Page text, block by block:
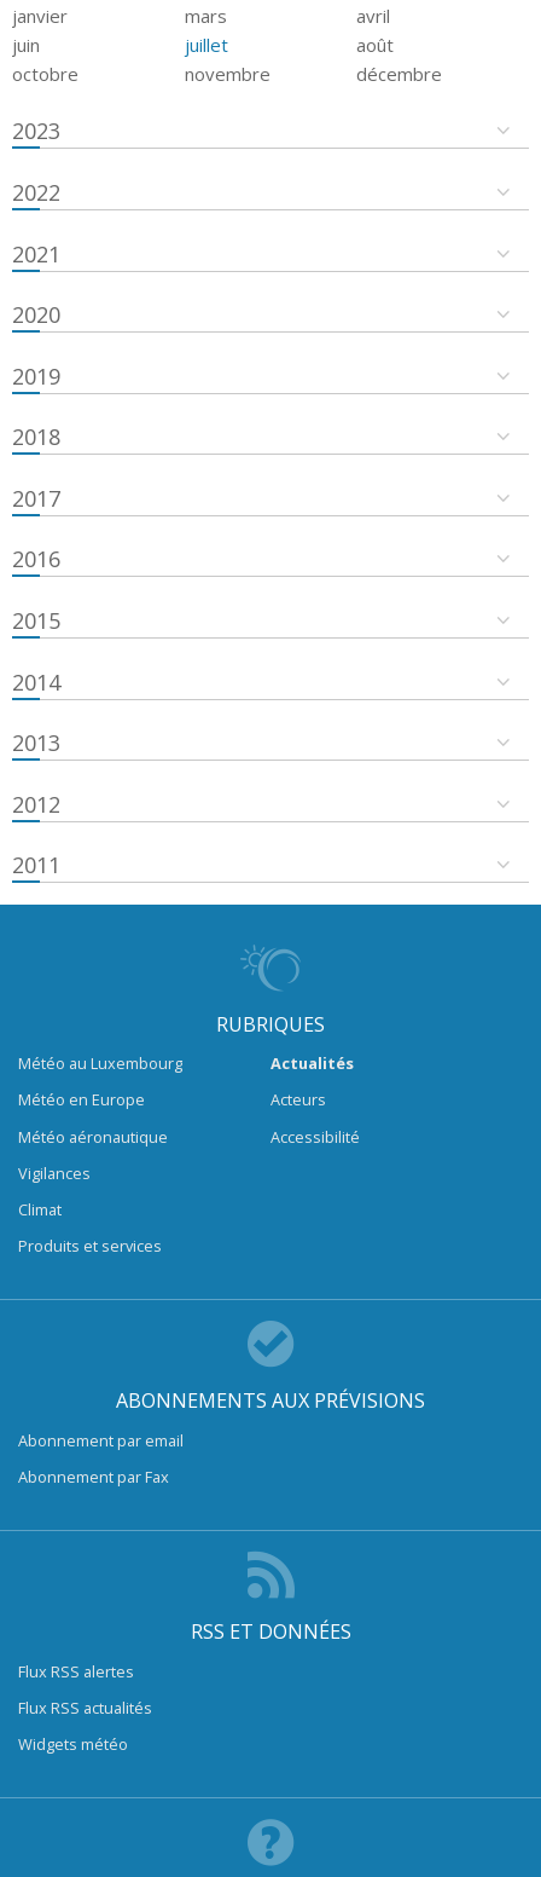
janvier mars
avril
juin
juillet
août
octobre
novembre décembre
2023
2022
2021
2020
2019
2018
2017
2016
2015
2014
2013
2012
2011
RUBRIQUES
Météo au Luxembourg
Météo en Europe
Météo aéronautique
Vigilances
Climat
Produits et services
Actualités
Acteurs
Accessibilité
ABONNEMENTS AUX PRÉVISIONS
Abonnement par email
Abonnement par Fax
RSS ET DONNÉES
Flux RSS alertes
Flux RSS actualités
Widgets météo